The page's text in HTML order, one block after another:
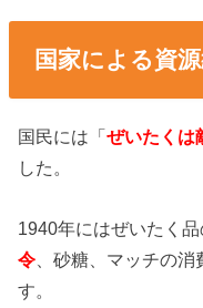
国家による資
国民には「ぜいたくは
した。
1940年にはぜいたく
令 、砂糖、マッチの
す。